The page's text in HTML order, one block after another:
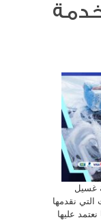
خدمة
غسيل
نقدمها
عليها